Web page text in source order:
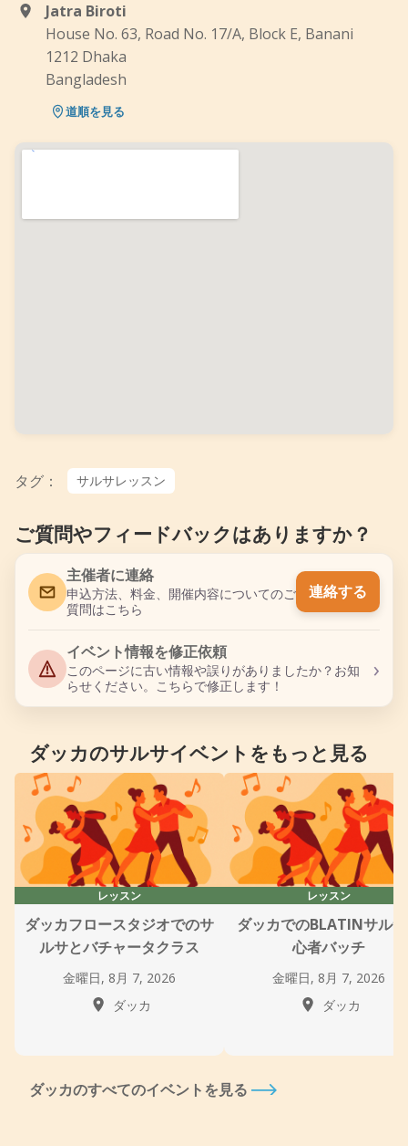
Jatra Biroti
House No. 63, Road No. 17/A, Block E, Banani
1212 Dhaka
Bangladesh
道順を見る
タグ： サルサレッスン
ご質問やフィードバックはありますか？
主催者に連絡
申込方法、料金、開催内容についてのご
質問はこちら
連絡する
イベント情報を修正依頼
このページに古い情報や誤りがありましたか？お知
らせください。こちらで修正します！
›
ダッカのサルサイベントをもっと見る
レッスン
ダッカフロースタジオでのサ
ルサとバチャータクラス
金曜日, 8月 7, 2026
ダッカ
レッスン
ダッカでのBLATINサル
心者バッチ
金曜日, 8月 7, 2026
ダッカ
ダッカのすべてのイベントを見る